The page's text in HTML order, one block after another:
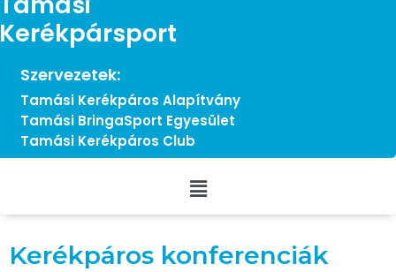
Kerékpársport
Szervezetek:
Tamási Kerékpáros Alapítvány
Tamási BringaSport Egyesület
Tamási Kerékpáros Club
Kerékpáros konferenciák